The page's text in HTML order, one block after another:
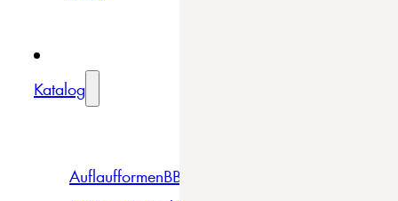
Katalog
AuflaufformenBBQ